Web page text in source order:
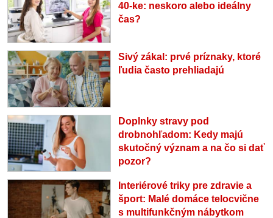
40-ke: neskoro alebo ideálny
čas?
Sivý zákal: prvé príznaky, ktoré
ľudia často prehliadajú
Doplnky stravy pod
drobnohľadom: Kedy majú
skutočný význam a na čo si dať
pozor?
Interiérové triky pre zdravie a
šport: Malé domáce telocvične
s multifunkčným nábytkom